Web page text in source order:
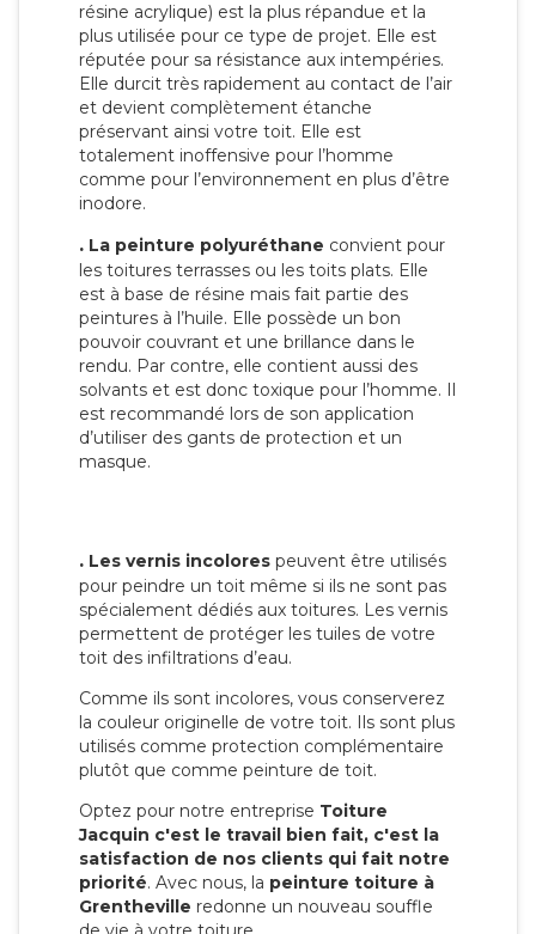
résine acrylique) est la plus répandue et la
plus utilisée pour ce type de projet. Elle est
réputée pour sa résistance aux intempéries.
Elle durcit très rapidement au contact de l’air
et devient complètement étanche
préservant ainsi votre toit. Elle est
totalement inoffensive pour l’homme
comme pour l’environnement en plus d’être
inodore.
. La peinture polyuréthane convient pour
les toitures terrasses ou les toits plats. Elle
est à base de résine mais fait partie des
peintures à l’huile. Elle possède un bon
pouvoir couvrant et une brillance dans le
rendu. Par contre, elle contient aussi des
solvants et est donc toxique pour l’homme. Il
est recommandé lors de son application
d’utiliser des gants de protection et un
masque.
. Les vernis incolores peuvent être utilisés
pour peindre un toit même si ils ne sont pas
spécialement dédiés aux toitures. Les vernis
permettent de protéger les tuiles de votre
toit des infiltrations d’eau.
Comme ils sont incolores, vous conserverez
la couleur originelle de votre toit. Ils sont plus
utilisés comme protection complémentaire
plutôt que comme peinture de toit.
Optez pour notre entreprise Toiture
Jacquin c'est le travail bien fait, c'est la
satisfaction de nos clients qui fait notre
priorité. Avec nous, la peinture toiture à
Grentheville redonne un nouveau souffle